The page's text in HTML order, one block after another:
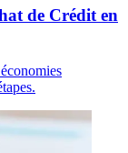
de Crédit en